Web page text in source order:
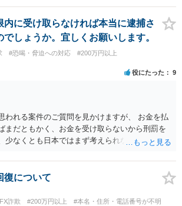
内に受け取らなければ本当に逮捕さ
しょうか。宜しくお願いします。
#恐喝・脅迫への対応
#200万円以上
役にたった 9
われる案件のご質問を見かけますが、 お金を払
まだともかく、お金を受け取らないから刑罰を
少なくとも日本ではまず考えられないように思
復について
詐欺 #200万円以上
#本名・住所・電話番号が不明